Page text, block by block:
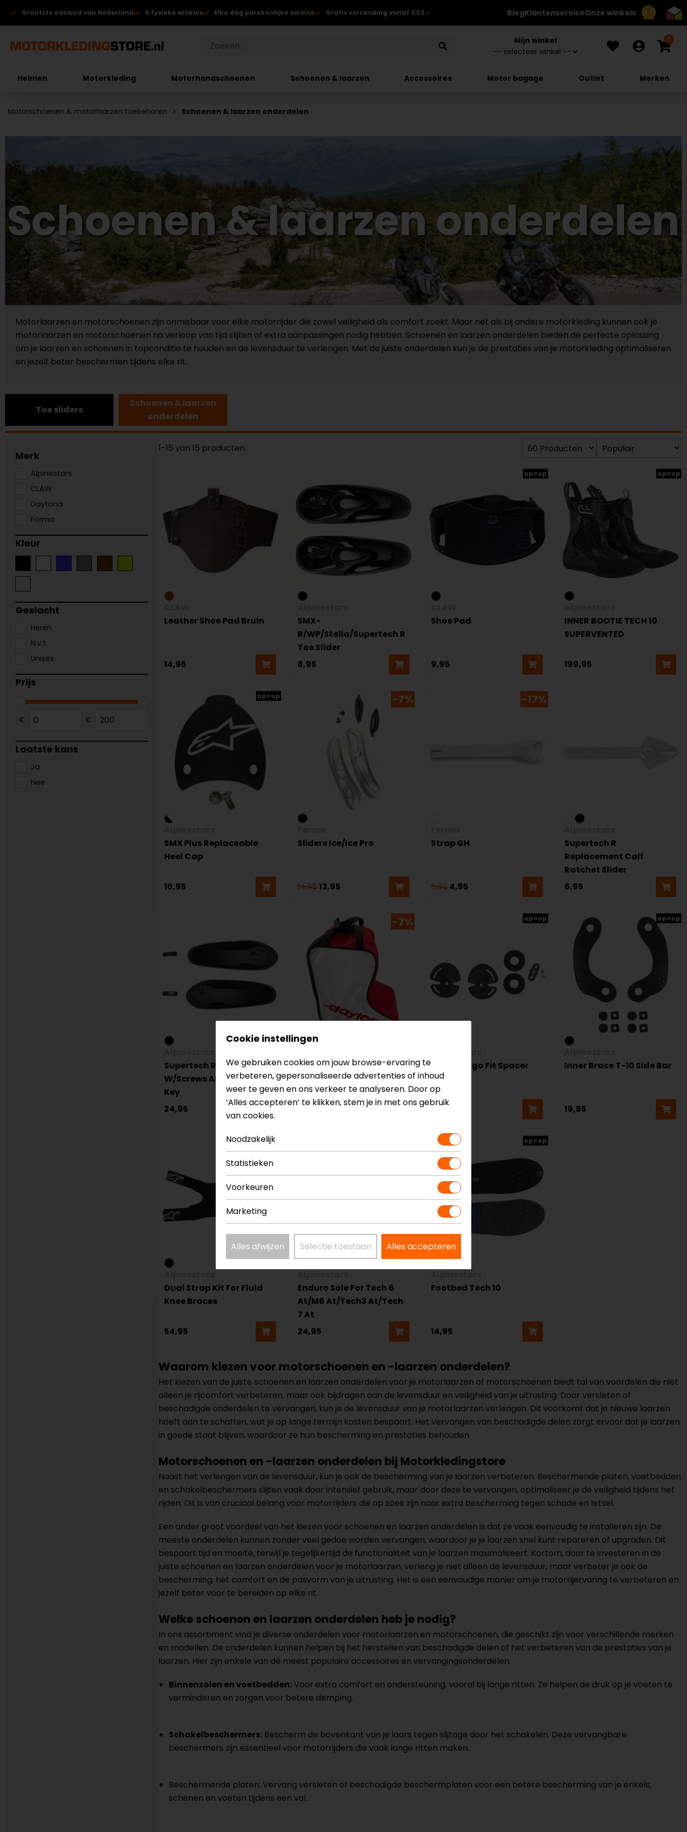
8.7
Grootste aanbod van Nederland 5 fysieke winkels Elke dag persoonlijke service Gratis verzending vanaf €50.- BlogKlantenserviceOnze winkels
Mijn winkel 0
Helmen Motorkleding Motorhandschoenen Schoenen & laarzen Accessoires Motor bagage Outlet Merken
Motorschoenen & motorlaarzen toebehoren Schoenen & laarzen onderdelen
Schoenen & laarzen onderdelen
Motorlaarzen en motorschoenen zijn onmisbaar voor elke motorrijder die zowel veiligheid als comfort zoekt. Maar net als bij andere motorkleding kunnen ook je
motorlaarzen en motorschoenen na verloop van tijd slijten of extra aanpassingen nodig hebben. Schoenen en laarzen onderdelen bieden de perfecte oplossing
om je laarzen en schoenen in topconditie te houden en de levensduur te verlengen. Met de juiste onderdelen kun je de prestaties van je motorkleding optimaliseren
en jezelf beter beschermen tijdens elke rit.
Toe sliders
Schoenen & laarzen
onderdelen
Merk
Alpinestars
CLAW
Daytona
Forma
Kleur
Geslacht
Heren
N.v.t.
Unisex
Prijs
€ €
Laatste kans
Ja
Nee
1-15 van 15 producten
Leather Shoe Pad Bruin
14,95
SMX-
R/WP/Stella/Supertech R
Toe Slider
8,95
op=op
Shoe Pad
9,95
op=op
INNER BOOTIE TECH 10
SUPERVENTED
199,95
op=op
SMX Plus Replaceable
Heel Cap
10,95
-7%
Sliders Ice/Ice Pro
14,9513,95
-17%
Strap GH
5,95 4,95
Supertech R
Replacement Calf
Ratchet Slider
6,95
Supertech R Toe Slider
W/Screws And Hexagonal
Key
24,95
-7%
Boot Bag
27,95 25,95
op=op
Racing Ergo Fit Spacer
14,95
op=op
Inner Brace T-10 Side Bar
19,95
op=op
Dual Strap Kit For Fluid
Knee Braces
54,95
Enduro Sole For Tech 6
At/M6 At/Tech3 At/Tech
7 At
24,95
op=op
Footbed Tech 10
14,95
Waarom kiezen voor motorschoenen en -laarzen onderdelen?
Het kiezen van de juiste schoenen en laarzen onderdelen voor je motorlaarzen of motorschoenen biedt tal van voordelen die niet
alleen je rijcomfort verbeteren, maar ook bijdragen aan de levensduur en veiligheid van je uitrusting. Door versleten of
beschadigde onderdelen te vervangen, kun je de levensduur van je motorlaarzen verlengen. Dit voorkomt dat je nieuwe laarzen
hoeft aan te schaffen, wat je op lange termijn kosten bespaart. Het vervangen van beschadigde delen zorgt ervoor dat je laarzen
in goede staat blijven, waardoor ze hun bescherming en prestaties behouden.
Motorschoenen en -laarzen onderdelen bij Motorkledingstore
Naast het verlengen van de levensduur, kun je ook de bescherming van je laarzen verbeteren. Beschermende platen, voetbedden
en schakelbeschermers slijten vaak door intensief gebruik, maar door deze te vervangen, optimaliseer je de veiligheid tijdens het
rijden. Dit is van cruciaal belang voor motorrijders die op zoek zijn naar extra bescherming tegen schade en letsel.
Een ander groot voordeel van het kiezen voor schoenen en laarzen onderdelen is dat ze vaak eenvoudig te installeren zijn. De
meeste onderdelen kunnen zonder veel gedoe worden vervangen, waardoor je je laarzen snel kunt repareren of upgraden. Dit
bespaart tijd en moeite, terwijl je tegelijkertijd de functionaliteit van je laarzen maximaliseert. Kortom, door te investeren in de
juiste schoenen en laarzen onderdelen voor je motorlaarzen, verleng je niet alleen de levensduur, maar verbeter je ook de
bescherming, het comfort en de pasvorm van je uitrusting. Het is een eenvoudige manier om je motorrijervaring te verbeteren en
jezelf beter voor te bereiden op elke rit.
Welke schoenen en laarzen onderdelen heb je nodig?
In ons assortiment vind je diverse onderdelen voor motorlaarzen en motorschoenen, die geschikt zijn voor verschillende merken
en modellen. De onderdelen kunnen helpen bij het herstellen van beschadigde delen of het verbeteren van de prestaties van je
laarzen. Hier zijn enkele van de meest populaire accessoires en vervangingsonderdelen:
Binnenzolen en voetbedden: Voor extra comfort en ondersteuning, vooral bij lange ritten. Ze helpen de druk op je voeten te
verminderen en zorgen voor betere demping.
Schakelbeschermers: Bescherm de bovenkant van je laars tegen slijtage door het schakelen. Deze vervangbare
beschermers zijn essentieel voor motorrijders die vaak lange ritten maken.
Beschermende platen: Vervang versleten of beschadigde beschermplaten voor een betere bescherming van je enkels,
schenen en voeten tijdens een val.
Cookie instellingen
We gebruiken cookies om jouw browse-ervaring te
verbeteren, gepersonaliseerde advertenties of inhoud
weer te geven en ons verkeer te analyseren. Door op
‘Alles accepteren’ te klikken, stem je in met ons gebruik
van cookies.
Noodzakelijk
Statistieken
Voorkeuren
Marketing
Alles afwijzen Selectie toestaan Alles accepteren